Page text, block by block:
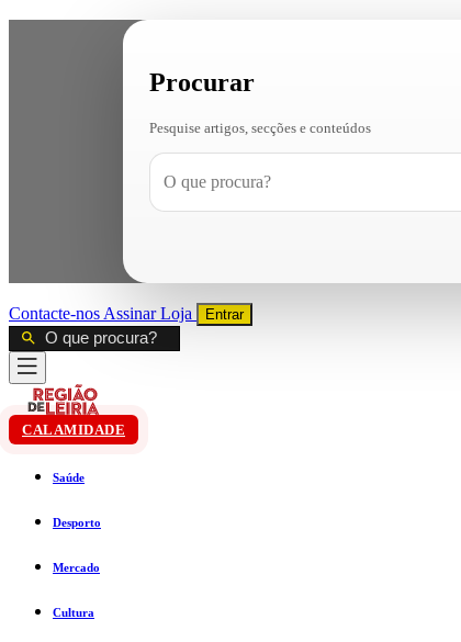
Procurar
Pesquise artigos, secções e conteúdos
Contacte-nos AssinarLoja Entrar
CALAMIDADE
Saúde
Desporto
Mercado
Cultura